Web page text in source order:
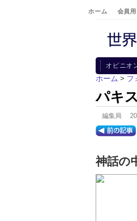
ホーム 会員
オピニオ
ホーム > フ
パキ
編集局
神話の